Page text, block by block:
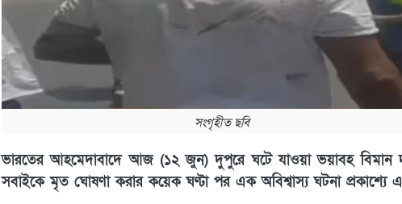
সংগৃহীত ছবি
ভারতের আহমেদাবাদে আজ (১২ জুন) দুপুরে ঘটে যাওয়া ভয়াবহ বিমান
সবাইকে মৃত ঘোষণা করার কয়েক ঘণ্টা পর এক অবিশ্বাস্য ঘটনা প্রকাশ্যে